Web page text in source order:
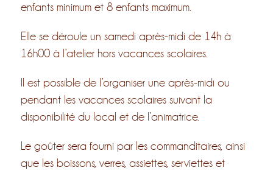
enfants minimum et 8 enfants maximum.
Elle se déroule un samedi après-midi de 14h à
16h00 à l’atelier hors vacances scolaires.
Il est possible de l’organiser une après-midi ou
pendant les vacances scolaires suivant la
disponibilité du local et de l’animatrice.
Le goûter sera fourni par les commanditaires, ainsi
que les boissons, verres, assiettes, serviettes et